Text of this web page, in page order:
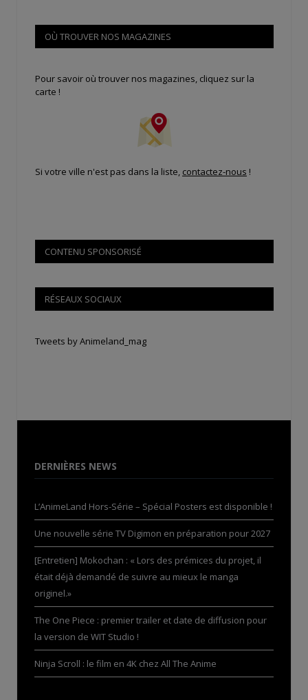
OÙ TROUVER NOS MAGAZINES
Pour savoir où trouver nos magazines, cliquez sur la
carte !
Si votre ville n'est pas dans la liste, contactez-nous !
CONTENU SPONSORISÉ
RÉSEAUX SOCIAUX
Tweets by Animeland_mag
DERNIÈRES NEWS
L’AnimeLand Hors-Série – Spécial Posters est disponible !
Une nouvelle série TV Digimon en préparation pour 2027
[Entretien] Mokochan : « Lors des prémices du projet, il
était déjà demandé de suivre au mieux le manga
originel.»
The One Piece : premier trailer et date de diffusion pour
la version de WIT Studio !
Ninja Scroll : le film en 4K chez All The Anime